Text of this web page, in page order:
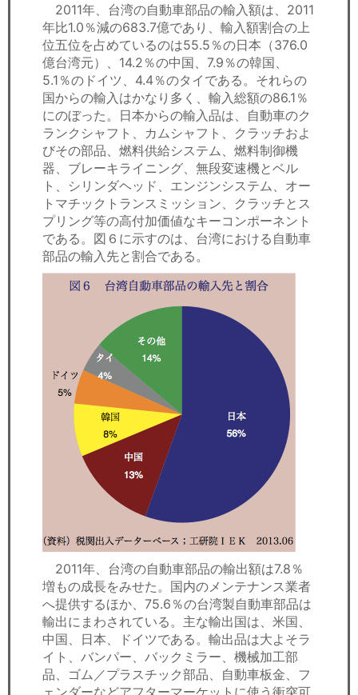
2011年、台湾の自動車部品の輸入額は、2011
年比1.0％減の683.7億であり、輸入額割合の上
位五位を占めているのは55.5％の日本（376.0
億台湾元）、14.2％の中国、7.9％の韓国、
5.1％のドイツ、4.4％のタイである。それらの
国からの輸入はかなり多く、輸入総額の86.1％
にのぼった。日本からの輸入品は、自動車のク
ランクシャフト、カムシャフト、クラッチおよ
びその部品、燃料供給システム、燃料制御機
器、ブレーキライニング、無段変速機とベル
ト、シリンダヘッド、エンジンシステム、オー
トマチックトランスミッション、クラッチとス
プリング等の高付加価値なキーコンポーネント
である。図６に示すのは、台湾における自動車
部品の輸入先と割合である。
2011年、台湾の自動車部品の輸出額は7.8％
増もの成長をみせた。国内のメンテナンス業者
へ提供するほか、75.6％の台湾製自動車部品は
輸出にまわされている。主な輸出国は、米国、
中国、日本、ドイツである。輸出品は大よそラ
イト、バンパー、バックミラー、機械加工部
品、ゴム／プラスチック部品、自動車板金、フ
ェンダーなどアフターマーケットに使う衝突可